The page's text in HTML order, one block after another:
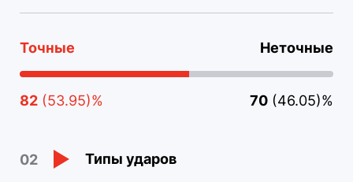
Точные Неточные
82 (53.95)% 70 (46.05)%
02 Типы ударов